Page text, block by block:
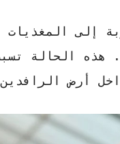
إلى المغذيات
هذه الحالة
أرض